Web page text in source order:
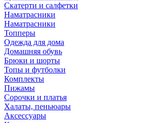
Скатерти и салфетки
Наматрасники
Наматрасники
Топперы
Одежда для дома
Домашняя обувь
Брюки и шорты
Топы и футболки
Комплекты
Пижамы
Сорочки и платья
Халаты, пеньюары
Аксессуары